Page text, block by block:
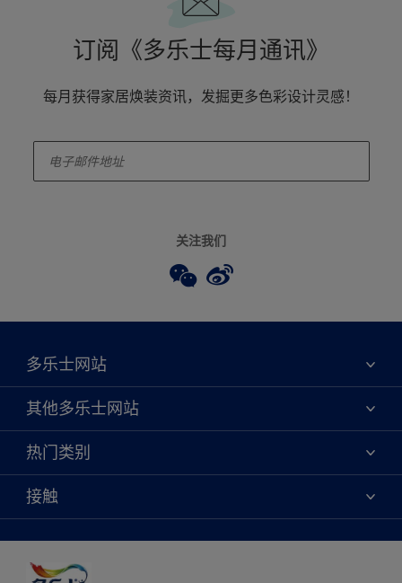
订阅《多乐士每月通讯》
每月获得家居焕装资讯，发掘更多色彩设计灵感！
关注我们
多乐士网站
关于我们
联系我们
查找店铺
绿色工厂
其他多乐士网站
焕新服务
多乐士专业
天猫官方旗舰店
热门类别
颜色
产品
创意灵感
装修建议
接触
颜色准确性